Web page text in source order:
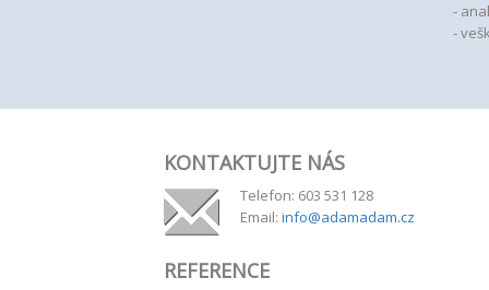
-
-
KONTAKTUJTE NÁS
Telefon: 603 531 128
Email: info@adamadam.cz
REFERENCE